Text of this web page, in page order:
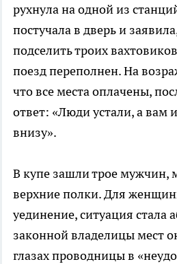
рухнула на одной из
постучала в дверь и
подселить троих
поезд переполнен. На
что все места оплачены,
ответ: «Люди устали, а вам
внизу».
В купе зашли трое мужчин,
верхние полки. Для
уединение, ситуация стала
законной владелицы мест
глазах проводницы в